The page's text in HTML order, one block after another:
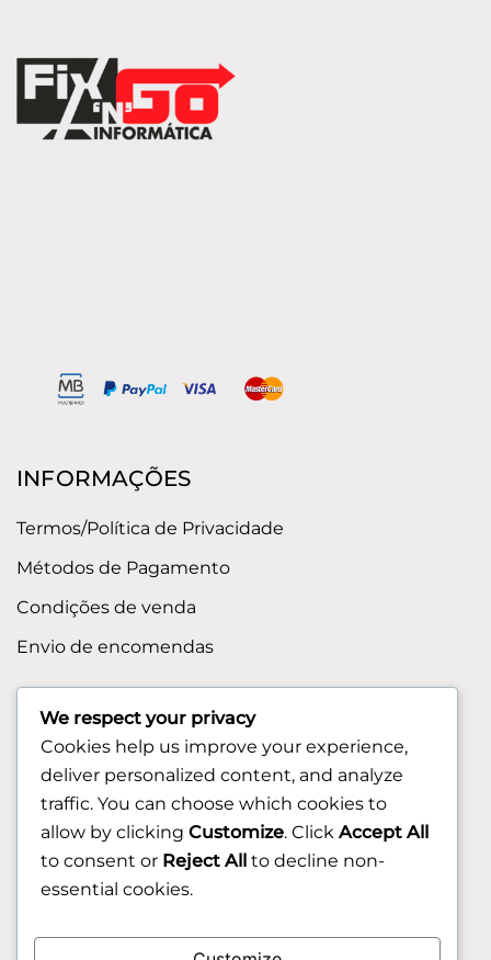
INFORMAÇÕES
Termos/Política de Privacidade
Métodos de Pagamento
Condições de venda
Envio de encomendas
Contactos
FAQ (Perguntas Frequentes)
CLIENTE
Área do Cliente
We respect your privacy
Cookies help us improve your experience,
deliver personalized content, and analyze
traffic. You can choose which cookies to
allow by clicking Customize. Click Accept All
to consent or Reject All to decline non-
essential cookies.